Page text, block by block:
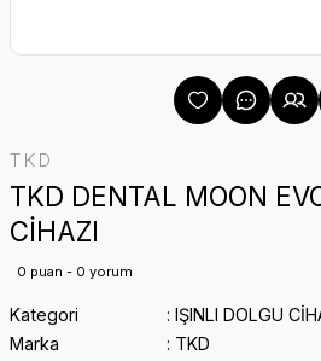
TKD
TKD DENTAL MOON
CİHAZI
0 puan - 0 yorum
Kategori
IŞINLI DOLGU
Marka
TKD